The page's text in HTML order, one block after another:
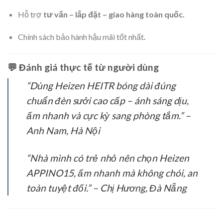
Hỗ trợ tư vấn – lắp đặt – giao hàng toàn quốc.
Chính sách bảo hành hậu mãi tốt nhất.
💬 Đánh giá thực tế từ người dùng
“Dùng Heizen HEITR bóng dài đúng
chuẩn đèn sưởi cao cấp – ánh sáng dịu,
ấm nhanh và cực kỳ sang phòng tắm.” –
Anh Nam, Hà Nội
“Nhà mình có trẻ nhỏ nên chọn Heizen
APPINO15, ấm nhanh mà không chói, an
toàn tuyệt đối.” – Chị Hương, Đà Nẵng